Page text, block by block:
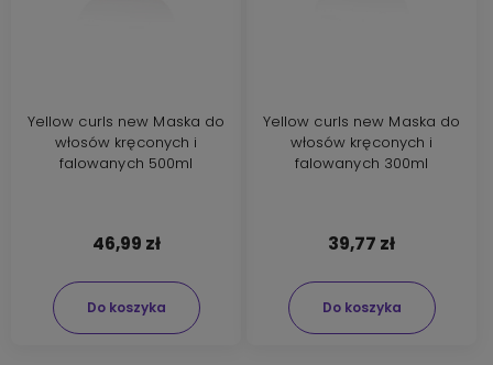
Yellow curls new Maska do
włosów kręconych i
falowanych 500ml
46,99 zł
Do koszyka
Yellow curls new Maska do
włosów kręconych i
falowanych 300ml
39,77 zł
Do koszyka